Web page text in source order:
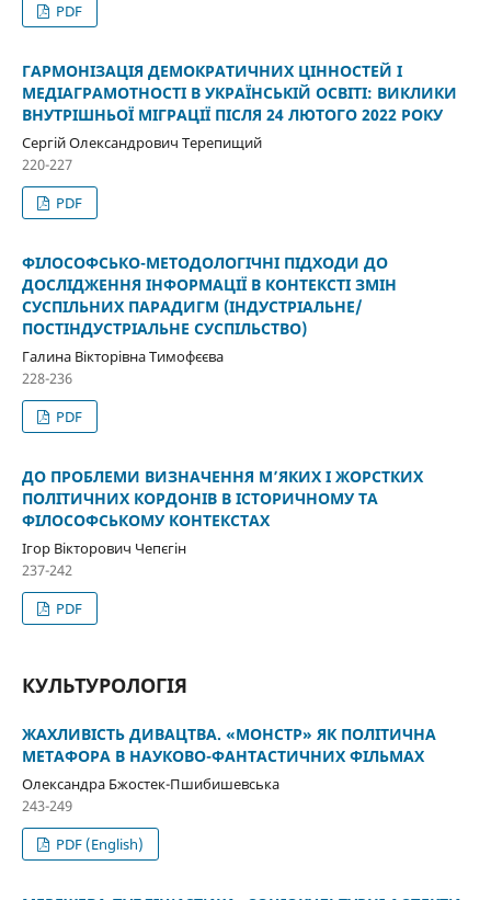
PDF
ГАРМОНІЗАЦІЯ ДЕМОКРАТИЧНИХ ЦІННОСТЕЙ І
МЕДІАГРАМОТНОСТІ В УКРАЇНСЬКІЙ ОСВІТІ: ВИКЛИКИ
ВНУТРІШНЬОЇ МІГРАЦІЇ ПІСЛЯ 24 ЛЮТОГО 2022 РОКУ
Сергій Олександрович Терепищий
220-227
PDF
ФІЛОСОФСЬКО-МЕТОДОЛОГІЧНІ ПІДХОДИ ДО
ДОСЛІДЖЕННЯ ІНФОРМАЦІЇ В КОНТЕКСТІ ЗМІН
СУСПІЛЬНИХ ПАРАДИГМ (ІНДУСТРІАЛЬНЕ/
ПОСТІНДУСТРІАЛЬНЕ СУСПІЛЬСТВО)
Галина Вікторівна Тимофєєва
228-236
PDF
ДО ПРОБЛЕМИ ВИЗНАЧЕННЯ М’ЯКИХ І ЖОРСТКИХ
ПОЛІТИЧНИХ КОРДОНІВ В ІСТОРИЧНОМУ ТА
ФІЛОСОФСЬКОМУ КОНТЕКСТАХ
Ігор Вікторович Чепєгін
237-242
PDF
КУЛЬТУРОЛОГІЯ
ЖАХЛИВІСТЬ ДИВАЦТВА. «МОНСТР» ЯК ПОЛІТИЧНА
МЕТАФОРА В НАУКОВО-ФАНТАСТИЧНИХ ФІЛЬМАХ
Олександра Бжостек-Пшибишевська
243-249
PDF (English)